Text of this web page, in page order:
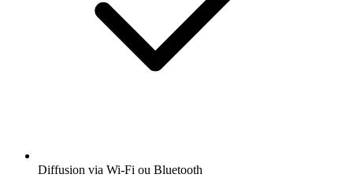
Diffusion via Wi-Fi ou Bluetooth